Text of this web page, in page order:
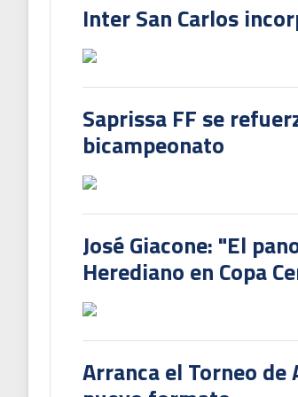
Inter San Carlos
Saprissa FF se
bicampeonato
José Giacone: "El
Herediano en Copa
Arranca el Torneo